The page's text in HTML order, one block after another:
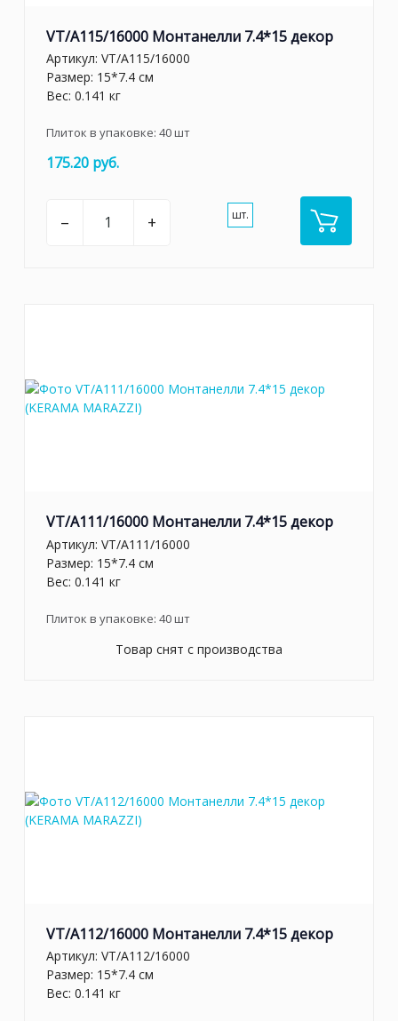
VT/A115/16000 Монтанелли 7.4*15 декор
Артикул: VT/A115/16000
Размер: 15*7.4 см
Вес: 0.141 кг
Плиток в упаковке: 40шт
175.20 руб.
– + шт.
VT/A111/16000 Монтанелли 7.4*15 декор
Артикул: VT/A111/16000
Размер: 15*7.4 см
Вес: 0.141 кг
Плиток в упаковке: 40шт
Товар снят с производства
VT/A112/16000 Монтанелли 7.4*15 декор
Артикул: VT/A112/16000
Размер: 15*7.4 см
Вес: 0.141 кг